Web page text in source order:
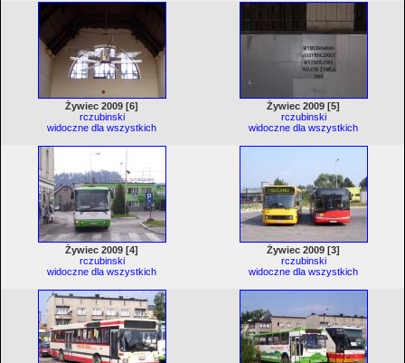
Żywiec 2009 [6]
rczubinski
widoczne dla wszystkich
Żywiec 2009 [5]
rczubinski
widoczne dla wszystkich
Żywiec 2009 [4]
rczubinski
widoczne dla wszystkich
Żywiec 2009 [3]
rczubinski
widoczne dla wszystkich